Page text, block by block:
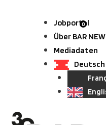
Jobportal
0
Über BAR
Mediadaten
Deutsch